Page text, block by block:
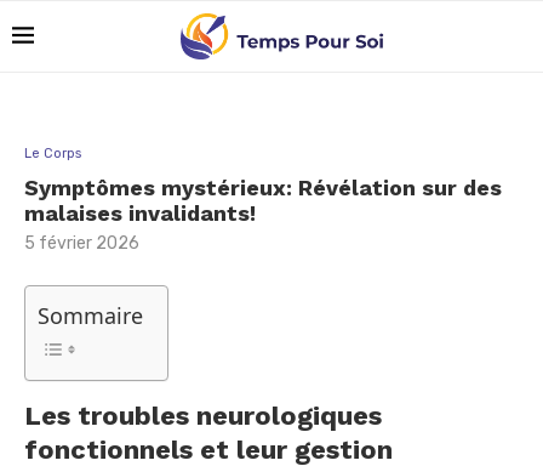
Le Corps
Symptômes mystérieux: Révélation sur des
malaises invalidants!
5 février 2026
Sommaire
Les troubles neurologiques
fonctionnels et leur gestion